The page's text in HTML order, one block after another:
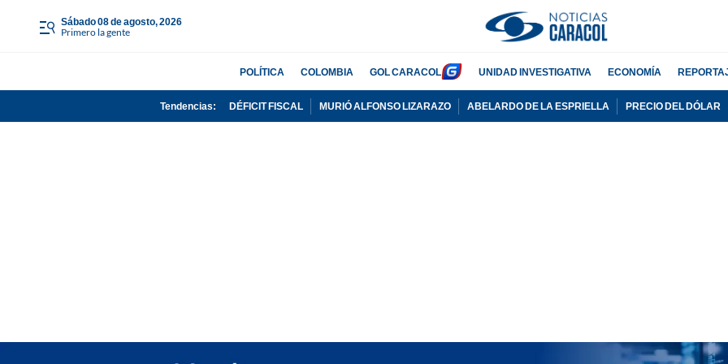
sábado 08 de agosto, 2026
Primero la gente
POLÍTICA COLOMBIA GOL CARACOL UNIDAD INVESTIGATIVA ECONOMÍA
Tendencias: DÉFICIT FISCAL MURIÓ ALFONSO LIZARAZO ABELARDO DE LA ESPRIELLA PRECIO DEL DÓLAR